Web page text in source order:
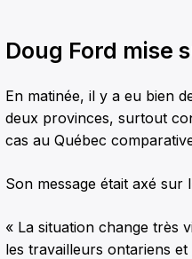
Doug Ford mise
En matinée, il y a eu bien
deux provinces, surtout
cas au Québec
Son message était axé sur
« La situation change très
les travailleurs ontariens